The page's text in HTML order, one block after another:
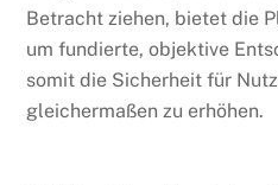
Betracht ziehen, bietet die
um fundierte, objektive
somit die Sicherheit für
gleichermaßen zu erhöhen.